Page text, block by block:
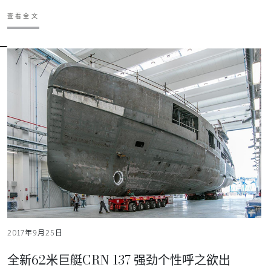
查看全文
2017年9月25日
全新62米巨艇CRN 137 强劲个性呼之欲出